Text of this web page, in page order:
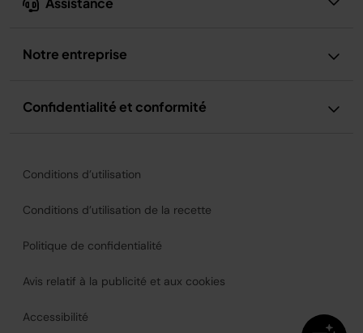
Notre entreprise
Confidentialité et conformité
Conditions d’utilisation
Conditions d’utilisation de la recette
Politique de confidentialité
Avis relatif à la publicité et aux cookies
Accessibilité